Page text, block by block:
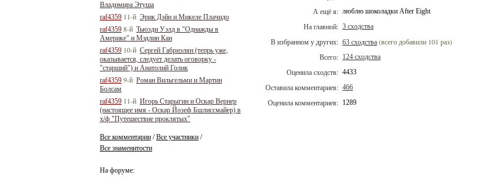
Владимира Этуша
raf4359 11-й Эрик Дэйн и Микеле Плачидо
raf4359 8-й Тьюзди Уэлд в "Однажды в
Америке" и Мэдлин Кан
raf4359 10-й Сергей Габриэлян (тепрь уже,
оказывается, следует делать оговорку -
"старший") и Анатолий Голик
raf4359 9-й Роман Вильгельми и Мартин
Болсам
raf4359 11-й Игорь Старыгин и Оскар Вернер
(настоящее имя - Оскар Йозеф Бшлиссмайер) в
х/ф "Путешествие проклятых"
Все комментарии /Все участники /
Все знаменитости
На форуме:
А ещё я: люблю шоколадки After Eight
На главной: 3 сходства
В избранном у других: 63 сходства (всего добавили 101 раз)
Всего: 124 сходства
Оценила сходств: 4433
Оставила комментариев: 466
Оценила комментариев: 1289